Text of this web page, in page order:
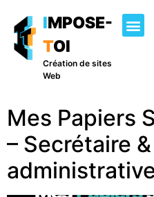
IMPOSE-
TOI
Création de sites
Web
Mes Papiers
– Secrétaire